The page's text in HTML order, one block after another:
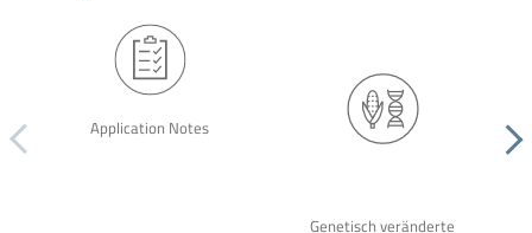
Application Notes
Genetisch veränderte